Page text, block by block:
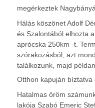
megérkeztek
Hálás köszönet Adolf
és Szalontából elhozta
aprócska 250km -t.
szórakozásból, azt
találkozunk, majd
Otthon kapuján bíztatva
Hatalmas öröm
lakója Szabó Emeric